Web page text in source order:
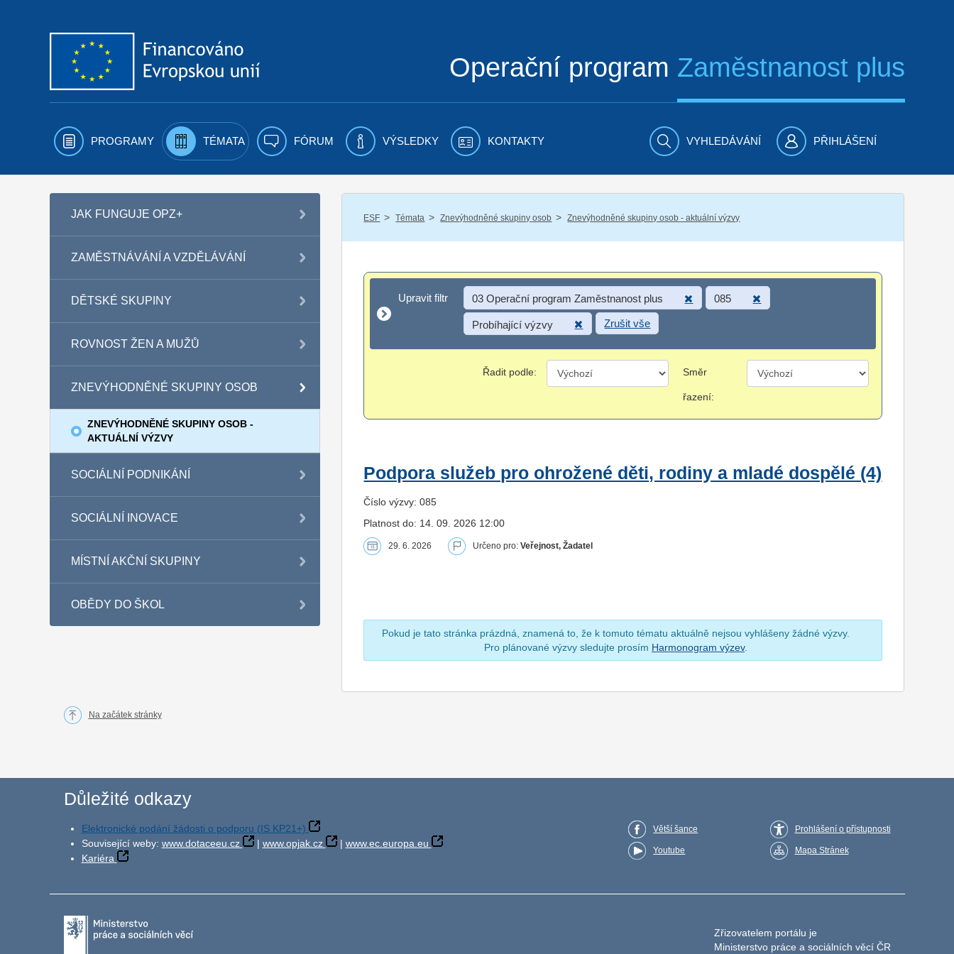
Operační program Zaměstnanost plus
PROGRAMY TÉMATA FÓRUM VÝSLEDKY KONTAKTY VYHLEDÁVÁNÍ PŘIHLÁŠENÍ
JAK FUNGUJE OPZ+
ZAMĚSTNÁVÁNÍ A VZDĚLÁVÁNÍ
DĚTSKÉ SKUPINY
ROVNOST ŽEN A MUŽŮ
ZNEVÝHODNĚNÉ SKUPINY OSOB
ZNEVÝHODNĚNÉ SKUPINY OSOB -
AKTUÁLNÍ VÝZVY
SOCIÁLNÍ PODNIKÁNÍ
SOCIÁLNÍ INOVACE
MÍSTNÍ AKČNÍ SKUPINY
OBĚDY DO ŠKOL
ESF / Témata / Znevýhodněné skupiny osob / Znevýhodněné skupiny osob - aktuální výzvy
Upravit filtr
Upravit filtr 03 Operační program Zaměstnanost plus 085
Probíhající výzvy Zrušit vše
Řadit podle: Směr
řazení:
Podpora služeb pro ohrožené děti, rodiny a mladé dospělé (4)
Číslo výzvy: 085
Platnost do: 14. 09. 2026 12:00
29. 6. 2026 Určeno pro:Veřejnost, Žadatel
Pokud je tato stránka prázdná, znamená to, že k tomuto tématu aktuálně nejsou vyhlášeny žádné výzvy.
Pro plánované výzvy sledujte prosím Harmonogram výzev.
Na začátek stránky
Důležité odkazy
Elektronické podání žádosti o podporu (IS KP21+)
Související weby: www.dotaceeu.cz | www.opjak.cz | www.ec.europa.eu
Kariéra
Větší šance
Youtube
Prohlášení o přístupnosti
Mapa Stránek
Zřizovatelem portálu je
Ministerstvo práce a sociálních věcí ČR